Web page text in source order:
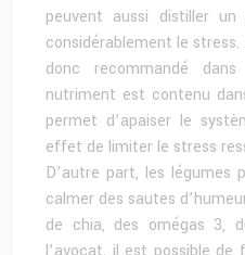
peuvent aussi distiller
considérablement le
donc recommandé
nutriment est contenu
permet d’apaiser le
effet de limiter le stress
D’autre part, les légumes
calmer des sautes
de chia, des omégas 3,